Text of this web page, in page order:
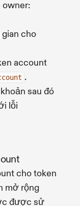
cho
account
.
sau đó
lỗi
cho token
mở rộng
được sử